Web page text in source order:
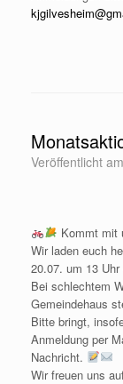
Veröffentlicht am
Kommt mit
Wir laden euch
20.07. um 13 Uhr
Bei schlechtem
Gemeindehaus
Bitte bringt,
Anmeldung per
Nachricht.
Wir freuen uns